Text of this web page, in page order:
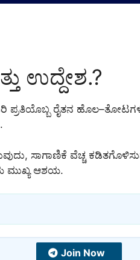
ಉದ್ದೇಶ.?
ರೈತನ
ಸಾಗಾಣಿಕೆ ವೆಚ್ಚ
ಮುಖ್ಯ ಆಶಯ.
Join Now